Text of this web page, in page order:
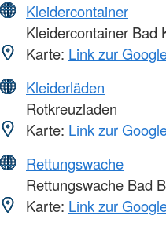
Kleidercontainer
Kleidercontainer Bad
Karte: Link zur
Kleiderläden
Rotkreuzladen
Karte: Link zur
Rettungswache
Rettungswache Bad
Karte: Link zur